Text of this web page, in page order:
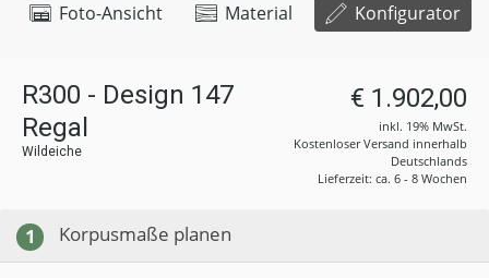
Foto-Ansicht Material Konfigurator
R300 - Design 147
Regal
Wildeiche
€ 1.902,00
inkl. 19% MwSt.
Kostenloser Versand innerhalb
Deutschlands
Lieferzeit: ca. 6 - 8 Wochen
1 Korpusmaße planen